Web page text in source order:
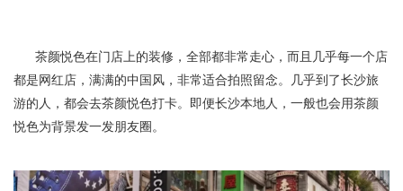
茶颜悦色在门店上的装修，全部都非常走心，而且几乎每一个店
都是网红店，满满的中国风，非常适合拍照留念。几乎到了长沙旅
游的人，都会去茶颜悦色打卡。即便长沙本地人，一般也会用茶颜
悦色为背景发一发朋友圈。